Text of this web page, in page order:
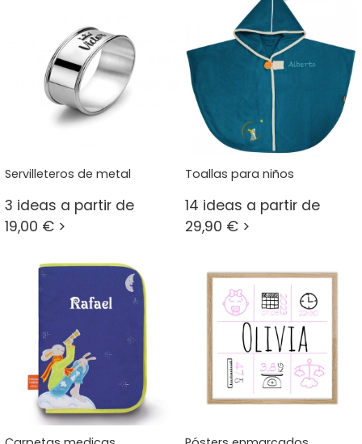
Servilleteros de metal
3 ideas a partir de
19,00 € >
Toallas para niños
14 ideas a partir de
29,90 € >